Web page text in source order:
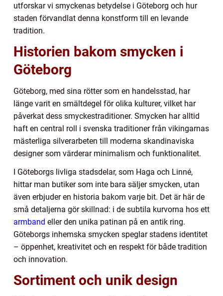
utforskar vi smyckenas betydelse i Göteborg och hur
staden förvandlat denna konstform till en levande
tradition.
Historien bakom smycken i
Göteborg
Göteborg, med sina rötter som en handelsstad, har
länge varit en smältdegel för olika kulturer, vilket har
påverkat dess smyckestraditioner. Smycken har alltid
haft en central roll i svenska traditioner från vikingarnas
mästerliga silverarbeten till moderna skandinaviska
designer som värderar minimalism och funktionalitet.
I Göteborgs livliga stadsdelar, som Haga och Linné,
hittar man butiker som inte bara säljer smycken, utan
även erbjuder en historia bakom varje bit. Det är här de
små detaljerna gör skillnad: i de subtila kurvorna hos ett
armband eller den unika patinan på en antik ring.
Göteborgs inhemska smycken speglar stadens identitet
– öppenhet, kreativitet och en respekt för både tradition
och innovation.
Sortiment och unik design